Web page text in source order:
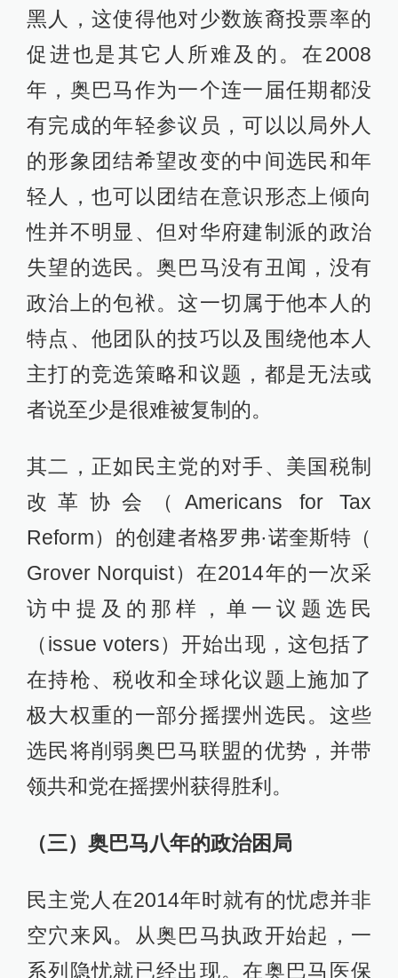
黑人，这使得他对少数族裔投票率的
促进也是其它人所难及的。在2008
年，奥巴马作为一个连一届任期都没
有完成的年轻参议员，可以以局外人
的形象团结希望改变的中间选民和年
轻人，也可以团结在意识形态上倾向
性并不明显、但对华府建制派的政治
失望的选民。奥巴马没有丑闻，没有
政治上的包袱。这一切属于他本人的
特点、他团队的技巧以及围绕他本人
主打的竞选策略和议题，都是无法或
者说至少是很难被复制的。
其二，正如民主党的对手、美国税制
改革协会（Americans for Tax
Reform）的创建者格罗弗·诺奎斯特（
Grover Norquist）在2014年的一次采
访中提及的那样，单一议题选民
（issue voters）开始出现，这包括了
在持枪、税收和全球化议题上施加了
极大权重的一部分摇摆州选民。这些
选民将削弱奥巴马联盟的优势，并带
领共和党在摇摆州获得胜利。
（三）奥巴马八年的政治困局
民主党人在2014年时就有的忧虑并非
空穴来风。从奥巴马执政开始起，一
系列隐忧就已经出现。在奥巴马医保